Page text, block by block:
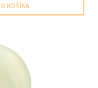
1ks v baleni velkost cca